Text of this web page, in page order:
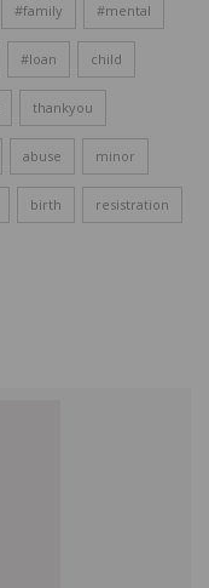
#family #mental
#loan child
thankyou
abuse minor
birth resistration